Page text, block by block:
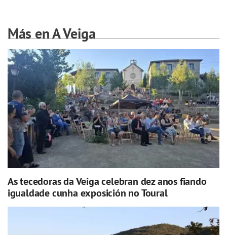
Más en A Veiga
As tecedoras da Veiga celebran dez anos fiando
igualdade cunha exposición no Toural